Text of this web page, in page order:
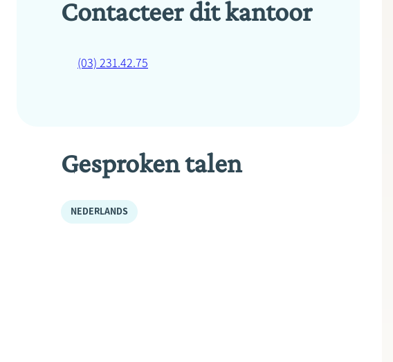
Contacteer dit kantoor
(03) 231.42.75
Gesproken talen
NEDERLANDS